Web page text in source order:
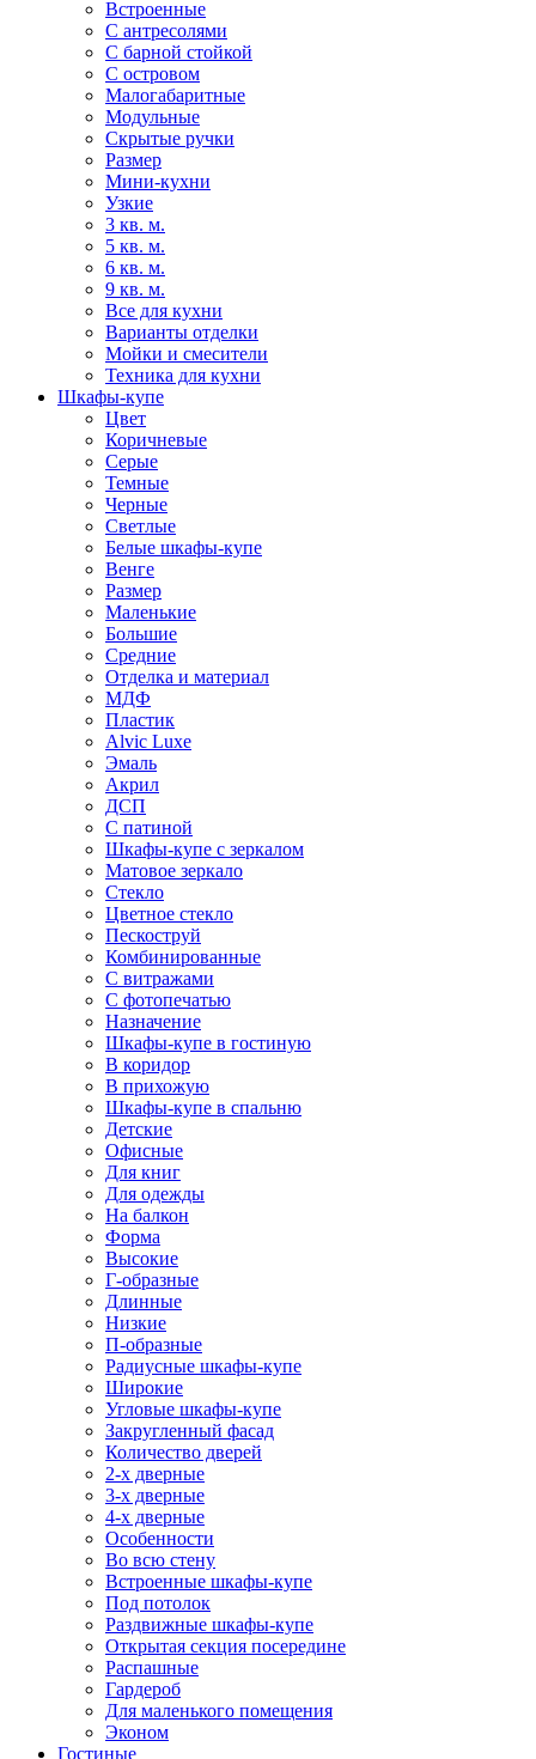
Встроенные
С антресолями
С барной стойкой
С островом
Малогабаритные
Модульные
Скрытые ручки
Размер
Мини-кухни
Узкие
3 кв. м.
5 кв. м.
6 кв. м.
9 кв. м.
Все для кухни
Варианты отделки
Мойки и смесители
Техника для кухни
Шкафы-купе
Цвет
Коричневые
Серые
Темные
Черные
Светлые
Белые шкафы-купе
Венге
Размер
Маленькие
Большие
Средние
Отделка и материал
МДФ
Пластик
Alvic Luxe
Эмаль
Акрил
ДСП
С патиной
Шкафы-купе с зеркалом
Матовое зеркало
Стекло
Цветное стекло
Пескоструй
Комбинированные
С витражами
С фотопечатью
Назначение
Шкафы-купе в гостиную
В коридор
В прихожую
Шкафы-купе в спальню
Детские
Офисные
Для книг
Для одежды
На балкон
Форма
Высокие
Г-образные
Длинные
Низкие
П-образные
Радиусные шкафы-купе
Широкие
Угловые шкафы-купе
Закругленный фасад
Количество дверей
2-х дверные
3-х дверные
4-х дверные
Особенности
Во всю стену
Встроенные шкафы-купе
Под потолок
Раздвижные шкафы-купе
Открытая секция посередине
Распашные
Гардероб
Для маленького помещения
Эконом
Гостиные